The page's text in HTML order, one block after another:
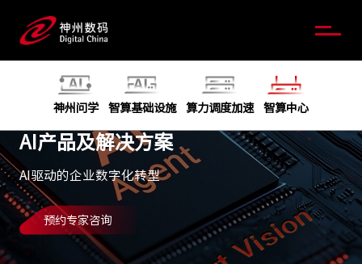
AI产品及解决方案
AI驱动的企业数字化转型
预约专家咨询
神州问学 智算基础设施 算力调度加速 智算中心